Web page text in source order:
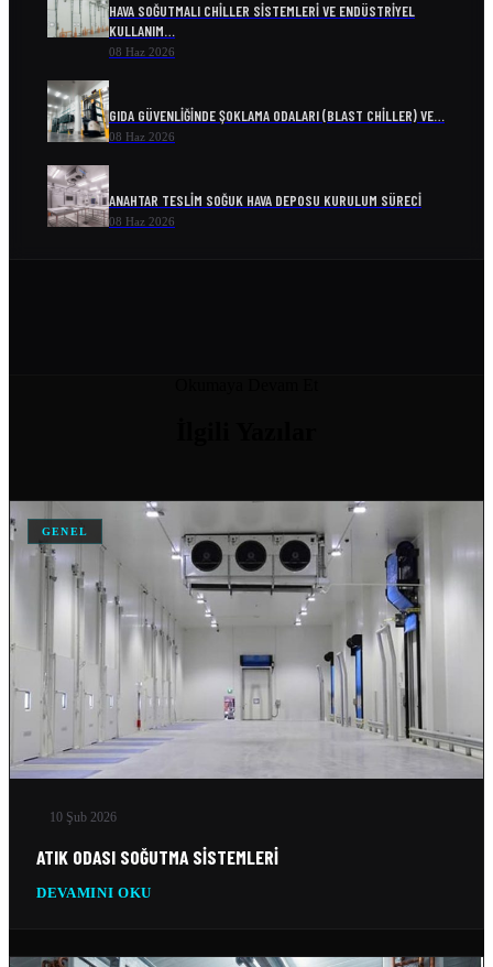
HAVA SOĞUTMALI CHILLER SISTEMLERI VE ENDÜSTRIYEL
KULLANIM…
08 Haz 2026
GIDA GÜVENLIĞINDE ŞOKLAMA ODALARI (BLAST CHILLER) VE…
08 Haz 2026
ANAHTAR TESLIM SOĞUK HAVA DEPOSU KURULUM SÜRECI
08 Haz 2026
SOĞUK HAVA DEPOSU FIYATLARI VE MALIYET HESAPLAMA
ANKARA IÇIN SOĞUK HAVA DEPOSU İMALATI YAPAN…
04 Nis 2026
DONUK ODA
11 Şub 2026
11 Şub 2026
10 Şub 2026
TEKSTIL SOĞUTMA SISTEMLERI
GENEL
10 Şub 2026
ATIK ODASI SOĞUTMA SISTEMLERI
DEVAMINI OKU